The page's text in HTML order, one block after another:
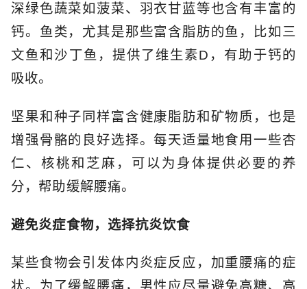
深绿色蔬菜如菠菜、羽衣甘蓝等也含有丰富的
钙。鱼类，尤其是那些富含脂肪的鱼，比如三
文鱼和沙丁鱼，提供了维生素D，有助于钙的
吸收。
坚果和种子同样富含健康脂肪和矿物质，也是
增强骨骼的良好选择。每天适量地食用一些杏
仁、核桃和芝麻，可以为身体提供必要的养
分，帮助缓解腰痛。
避免炎症食物，选择抗炎饮食
某些食物会引发体内炎症反应，加重腰痛的症
状。为了缓解腰痛，男性应尽量避免高糖、高